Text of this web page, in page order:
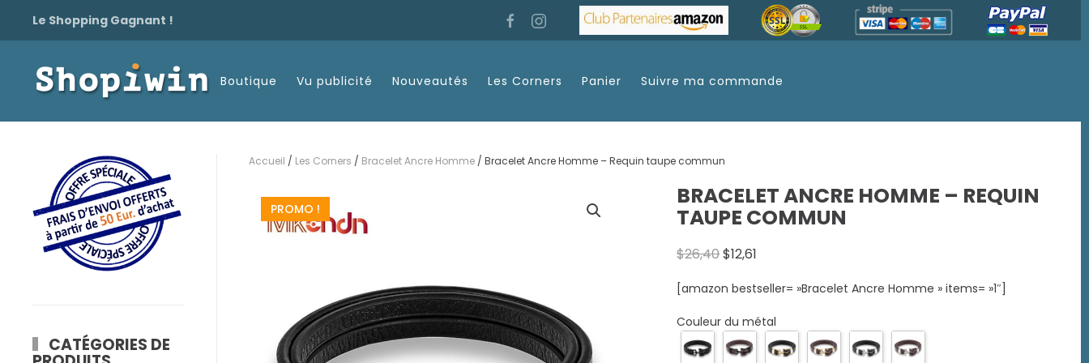
au
contenu
Le Shopping Gagnant !
Boutique Vu publicité Nouveautés Les Corners Panier Suivre ma commande
Accueil / Les Corners / Bracelet Ancre Homme/ Bracelet Ancre Homme – Requin taupe commun
PROMO ! BRACELET ANCRE HOMME – REQUIN
TAUPE COMMUN
$26,40Le
initial
$26,40.
$12,61
actuel
$12,61.
[amazon bestseller= »Bracelet Ancre Homme » items= »1″]
Couleur du métal
CATÉGORIES DE